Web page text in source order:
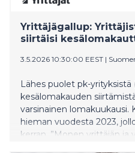
Yrittäjägallup:
siirtäisi
3.5.2026 10:30:00 EEST |
Lähes puolet pk-yrityksistä
kesälomakauden
varsinainen lomakuukausi.
hieman vuodesta 2023,
kerran. ”Monen yrittäjän ja